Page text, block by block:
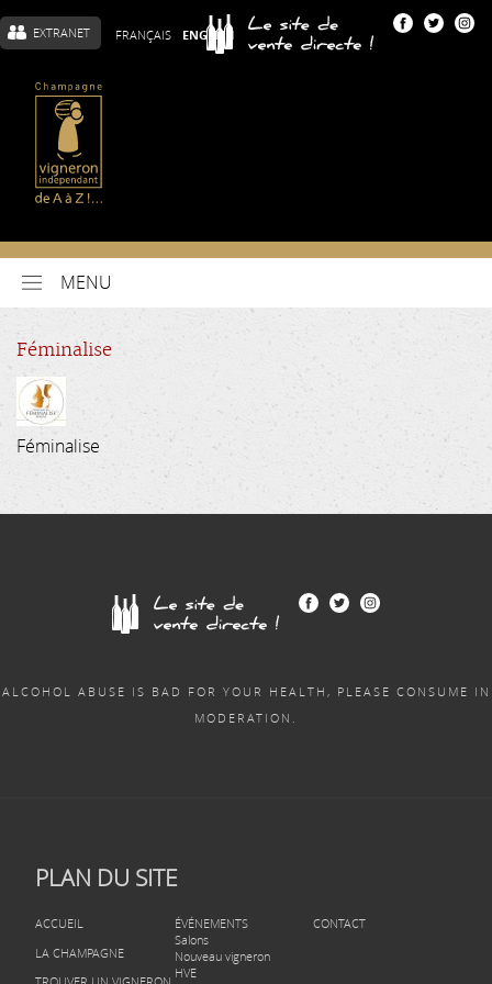
FRANÇAIS ENGLISH
EXTRANET
MENU
Féminalise
Féminalise
ALCOHOL ABUSE IS BAD FOR YOUR HEALTH, PLEASE CONSUME IN
MODERATION.
PLAN DU SITE
ACCUEIL
LA CHAMPAGNE
ÉVÉNEMENTS
Salons
Nouveau vigneron
HVE
CONTACT